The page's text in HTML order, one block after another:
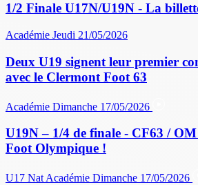
1/2 Finale U17N/U19N - La
Académie Jeudi 21/05/2026
Deux U19 signent leur premier
avec le Clermont Foot 63
Académie Dimanche 17/05/2026
U19N – 1/4 de finale - CF63 /
Foot Olympique !
U17 Nat Académie Dimanche 17/05/2026